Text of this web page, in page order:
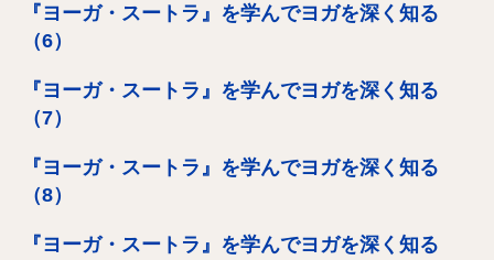
『ヨーガ・スートラ』を学んでヨガを深く知る
（6）
『ヨーガ・スートラ』を学んでヨガを深く知る
（7）
『ヨーガ・スートラ』を学んでヨガを深く知る
（8）
『ヨーガ・スートラ』を学んでヨガを深く知る